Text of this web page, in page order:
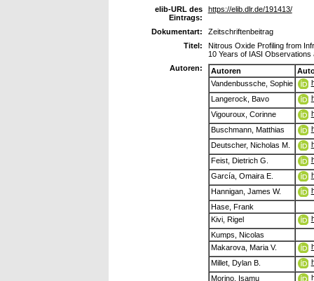
elib-URL des
Eintrags:
https://elib.dlr.de/191413/
Dokumentart:
Zeitschriftenbeitrag
Titel:
Nitrous Oxide Profiling from
10 Years of IASI
Autoren:
Autoren
Vandenbussche, Sophie
Langerock, Bavo
Vigouroux, Corinne
Buschmann, Matthias
Deutscher, Nicholas M.
Feist, Dietrich G.
García, Omaira E.
Hannigan, James W.
Hase, Frank
Kivi, Rigel
Kumps, Nicolas
Makarova, Maria V.
Millet, Dylan B.
Morino, Isamu